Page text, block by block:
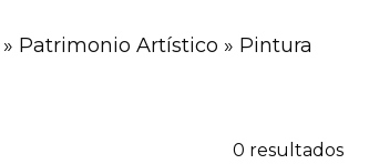
Patrimonio Artístico » Pintura
0 resultados